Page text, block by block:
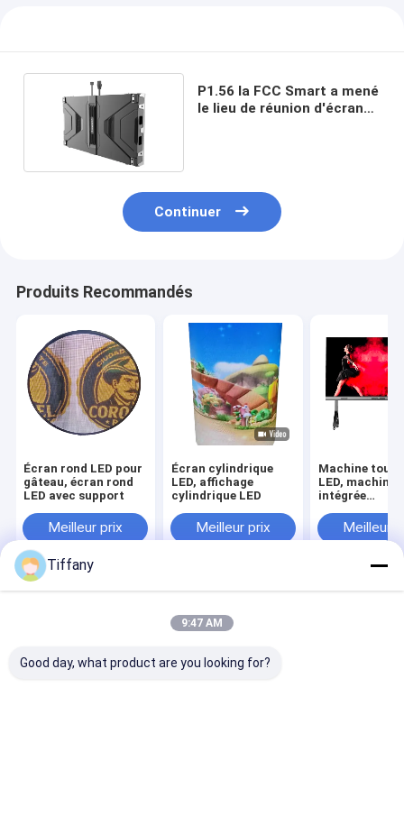
P1.56 la FCC Smart a mené
le lieu de réunion d'écran
Continuer
Produits Recommandés
Écran rond LED pour
gâteau, écran rond
LED avec support
Meilleur prix
Écran cylindrique
LED, affichage
cylindrique LED
Meilleur prix
Machine tout-
LED, machine
intégrée
avec écran
Meilleur
Aperçu
Au sujet de
Contactez-
Desktop
Plan du site
Privacy Policy
2026 Shenzhen Longdaled Co.,Ltd. All Rights Reserved.
Tiffany
9:47 AM
Good day, what product are you looking for?